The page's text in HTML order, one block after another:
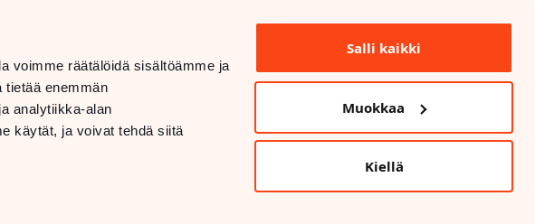
voimme räätälöidä sisältöämme ja
tietää enemmän
analytiikka-alan
käytät, ja voivat tehdä siitä
Salli kaikki
Muokkaa
Kiellä
DATASKYDD OCH SÄKERHET